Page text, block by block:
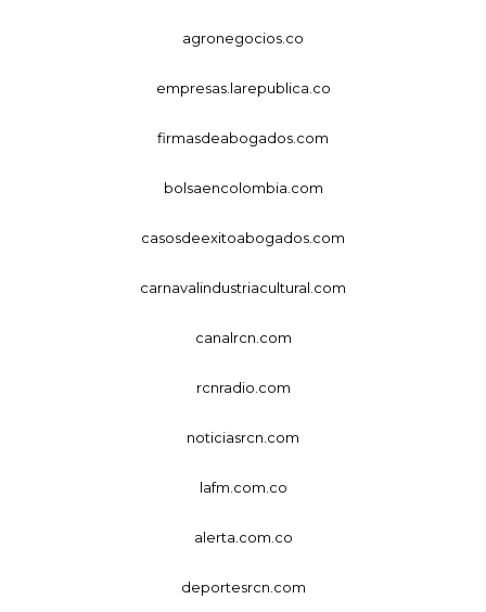
agronegocios.co
empresas.larepublica.co
firmasdeabogados.com
bolsaencolombia.com
casosdeexitoabogados.com
carnavalindustriacultural.com
canalrcn.com
rcnradio.com
noticiasrcn.com
lafm.com.co
alerta.com.co
deportesrcn.com